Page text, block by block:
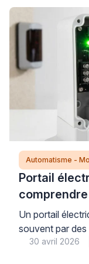
modernisation
trois critères
d’enroulement,
tablier, et le
radio ou
Automatisme -
Portail
Un portail
souvent par
clignotement
30 avril 2026